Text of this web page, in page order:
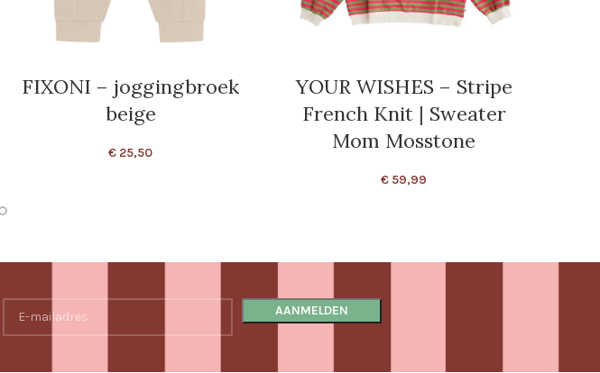
FIXONI – joggingbroek
beige
€ 25,50
YOUR WISHES – Stripe
French Knit | Sweater
Mom Mosstone
€ 59,99